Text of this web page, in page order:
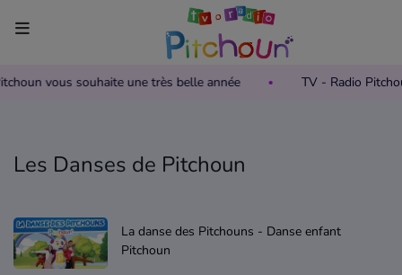
vous souhaite une très belle année TV - Radio
Accueil
Replay TV Pitchoun
Où regarder TV Pitchoun ?
Les Danses de Pitchoun
La danse des Pitchouns - Danse enfant
Pitchoun